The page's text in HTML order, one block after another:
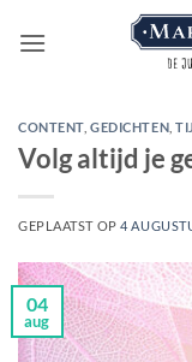
naar
CONTENT,GEDICHTEN ,
Volg altijd je
GEPLAATST OP4
04
aug